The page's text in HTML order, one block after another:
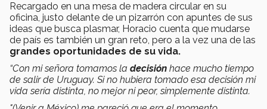
Recargado en una mesa de madera circular en su
oficina, justo delante de un pizarrón con apuntes de sus
ideas que busca plasmar, Horacio cuenta que mudarse
de país es también un gran reto, pero a la vez una de las
grandes oportunidades de su vida.
“Con mi señora tomamos la decisión hace mucho tiempo
de salir de Uruguay. Si no hubiera tomado esa decisión mi
vida sería distinta, no mejor ni peor, simplemente distinta.